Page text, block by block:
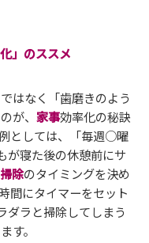
」のススメ
はなく「歯磨きのよう
が、 家事効率化の秘訣
としては、「毎週○曜
が寝た後の休憩前にサ
掃除のタイミングを決め
間にタイマーをセット
ダラと掃除してしまう
す。